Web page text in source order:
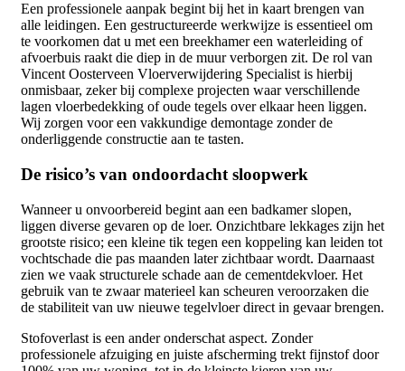
Een professionele aanpak begint bij het in kaart brengen van
alle leidingen. Een gestructureerde werkwijze is essentieel om
te voorkomen dat u met een breekhamer een waterleiding of
afvoerbuis raakt die diep in de muur verborgen zit. De rol van
Vincent Oosterveen Vloerverwijdering Specialist is hierbij
onmisbaar, zeker bij complexe projecten waar verschillende
lagen vloerbedekking of oude tegels over elkaar heen liggen.
Wij zorgen voor een vakkundige demontage zonder de
onderliggende constructie aan te tasten.
De risico’s van ondoordacht sloopwerk
Wanneer u onvoorbereid begint aan een badkamer slopen,
liggen diverse gevaren op de loer. Onzichtbare lekkages zijn het
grootste risico; een kleine tik tegen een koppeling kan leiden tot
vochtschade die pas maanden later zichtbaar wordt. Daarnaast
zien we vaak structurele schade aan de cementdekvloer. Het
gebruik van te zwaar materieel kan scheuren veroorzaken die
de stabiliteit van uw nieuwe tegelvloer direct in gevaar brengen.
Stofoverlast is een ander onderschat aspect. Zonder
professionele afzuiging en juiste afscherming trekt fijnstof door